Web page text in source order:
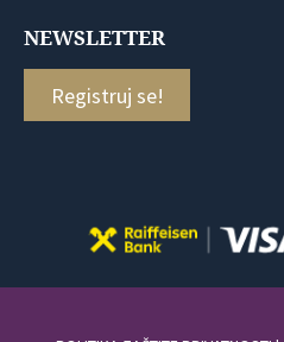
NEWSLETTER
Registruj se!